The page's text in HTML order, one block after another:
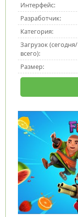
Интерфейс:
Разработчик:
Категория:
Загрузок (сегодня/
всего):
Размер: